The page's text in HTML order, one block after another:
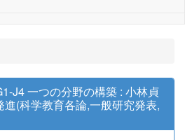
J4 一つの分野の構築 : 小林貞
(科学教育各論,一般研究発表,